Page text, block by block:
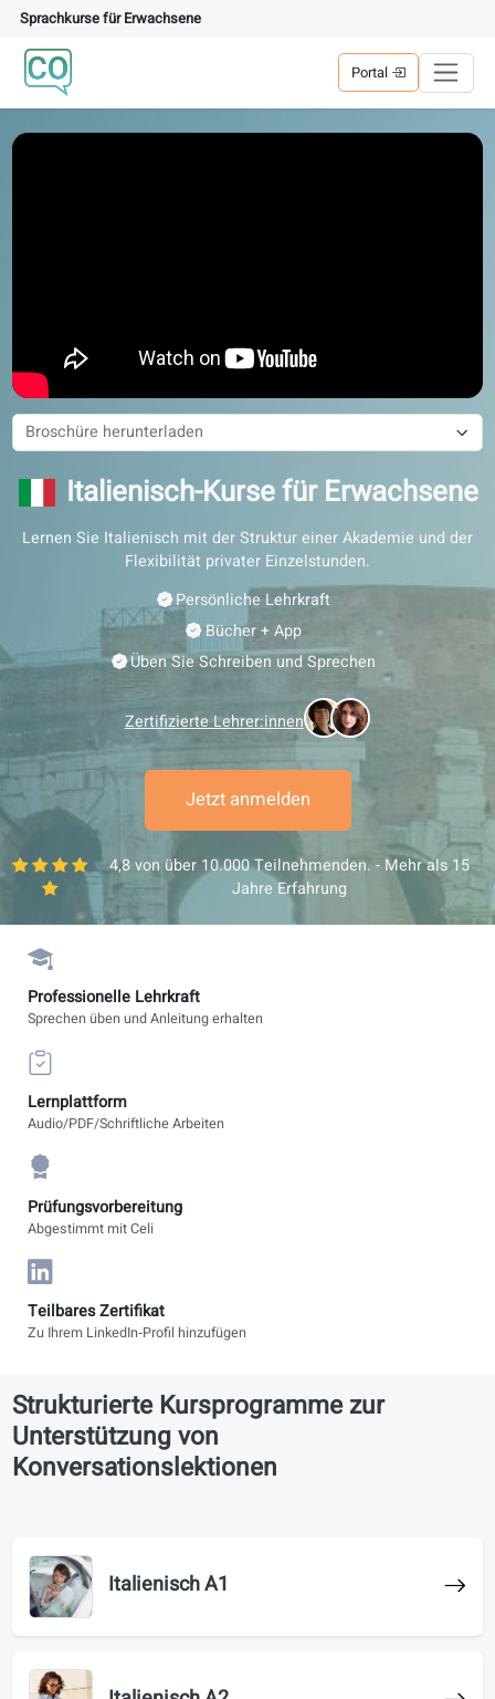
Sprachkurse für Erwachsene
Portal
Italienisch-Kurse für
Lernen Sie Italienisch mit der Struktur einer Akademie
Flexibilität privater Einzelstunden.
Persönliche Lehrkraft
Bücher + App
Üben Sie Schreiben und Sprechen
Zertifizierte Lehrer:innen
Jetzt anmelden
Professionelle Lehrkraft
Sprechen üben und Anleitung erhalten
Lernplattform
Prüfungsvorbereitung
Teilbares Zertifikat
Zu Ihrem LinkedIn‑Profil hinzufügen
Strukturierte Kursprogramme zur
Unterstützung von
Konversationslektionen